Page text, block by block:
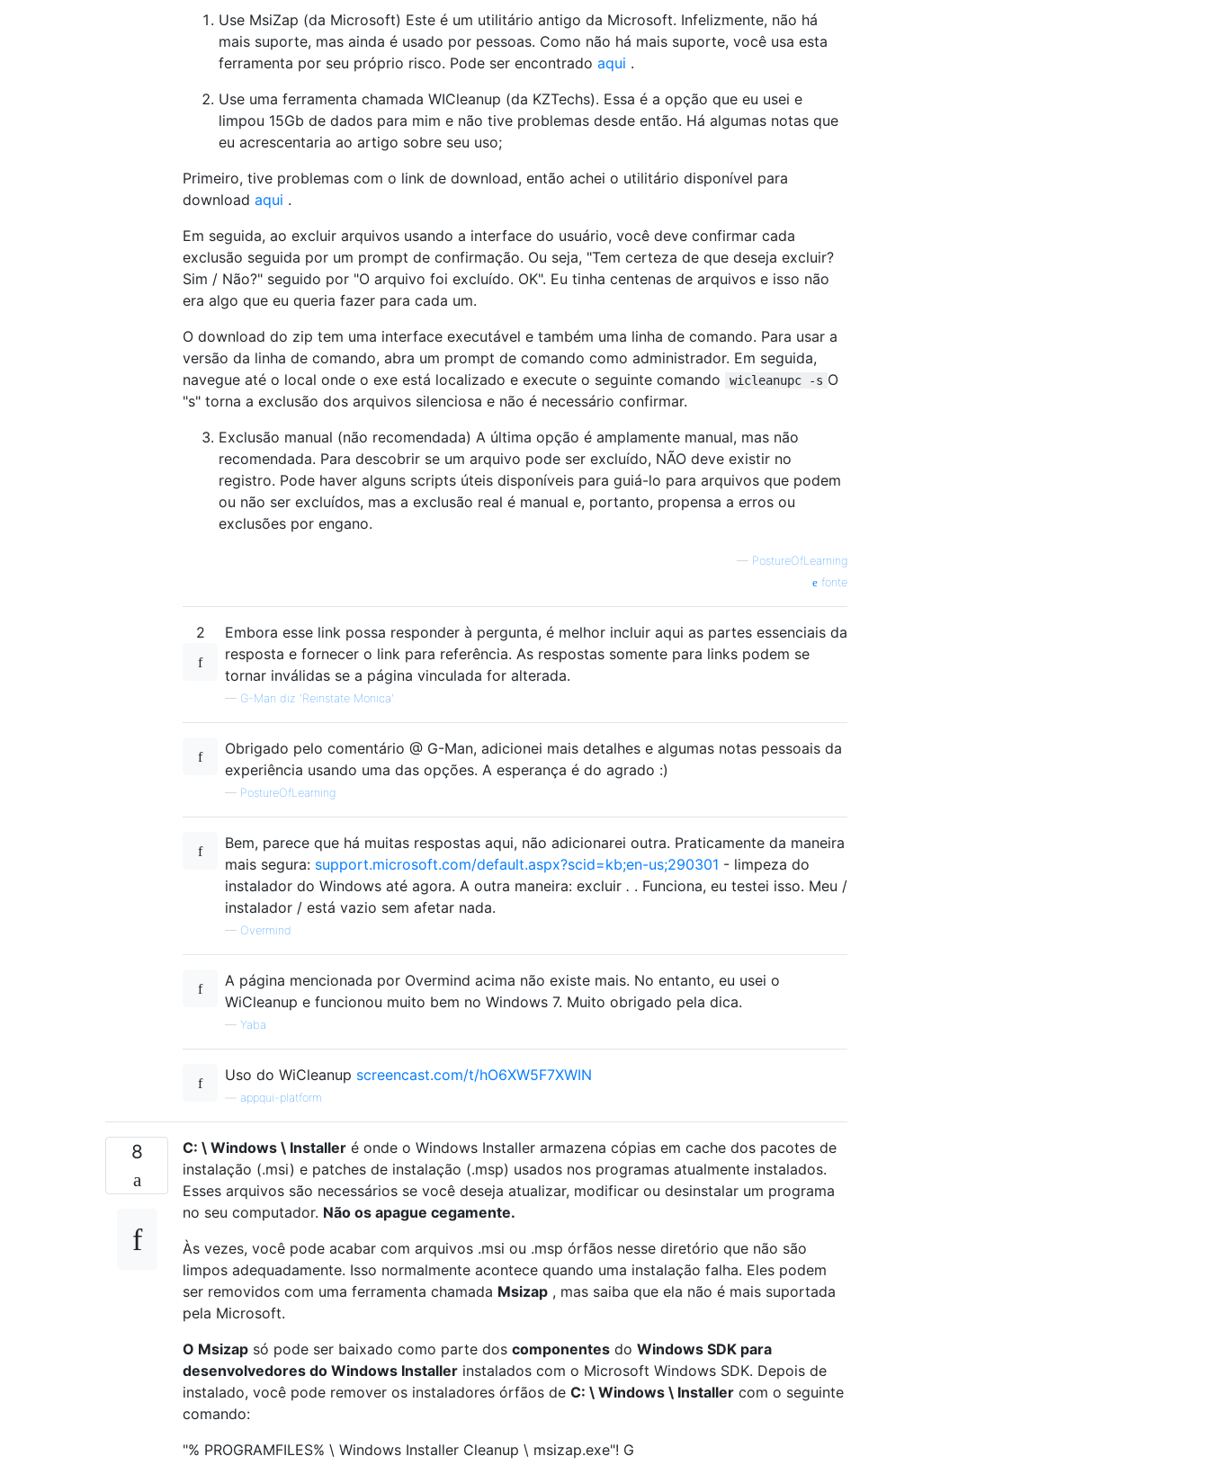
Use MsiZap (da Microsoft) Este é um utilitário antigo da Microsoft. Infelizmente, não há
mais suporte, mas ainda é usado por pessoas. Como não há mais suporte, você usa esta
ferramenta por seu próprio risco. Pode ser encontrado aqui .
Use uma ferramenta chamada WICleanup (da KZTechs). Essa é a opção que eu usei e
limpou 15Gb de dados para mim e não tive problemas desde então. Há algumas notas que
eu acrescentaria ao artigo sobre seu uso;
Primeiro, tive problemas com o link de download, então achei o utilitário disponível para
download aqui .
Em seguida, ao excluir arquivos usando a interface do usuário, você deve confirmar cada
exclusão seguida por um prompt de confirmação. Ou seja, "Tem certeza de que deseja excluir?
Sim / Não?" seguido por "O arquivo foi excluído. OK". Eu tinha centenas de arquivos e isso não
era algo que eu queria fazer para cada um.
O download do zip tem uma interface executável e também uma linha de comando. Para usar a
versão da linha de comando, abra um prompt de comando como administrador. Em seguida,
navegue até o local onde o exe está localizado e execute o seguinte comando
wicleanupc -s O
"s" torna a exclusão dos arquivos silenciosa e não é necessário confirmar.
Exclusão manual (não recomendada) A última opção é amplamente manual, mas não
recomendada. Para descobrir se um arquivo pode ser excluído, NÃO deve existir no
registro. Pode haver alguns scripts úteis disponíveis para guiá-lo para arquivos que podem
ou não ser excluídos, mas a exclusão real é manual e, portanto, propensa a erros ou
exclusões por engano.
— PostureOfLearning
fonte
2
Embora esse link possa responder à pergunta, é melhor incluir aqui as partes essenciais da
resposta e fornecer o link para referência. As respostas somente para links podem se
tornar inválidas se a página vinculada for alterada.
— G-Man diz 'Reinstate Monica'
Obrigado pelo comentário @ G-Man, adicionei mais detalhes e algumas notas pessoais da
experiência usando uma das opções. A esperança é do agrado :)
— PostureOfLearning
Bem, parece que há muitas respostas aqui, não adicionarei outra. Praticamente da maneira
mais segura: support.microsoft.com/default.aspx?scid=kb;en-us;290301 - limpeza do
instalador do Windows até agora. A outra maneira: excluir . . Funciona, eu testei isso. Meu /
instalador / está vazio sem afetar nada.
— Overmind
A página mencionada por Overmind acima não existe mais. No entanto, eu usei o
WiCleanup e funcionou muito bem no Windows 7. Muito obrigado pela dica.
— Yaba
Uso do WiCleanup screencast.com/t/hO6XW5F7XWIN
appqui-platform
8 C: \ Windows \ Installer é onde o Windows Installer armazena cópias em cache dos pacotes de
instalação (.msi) e patches de instalação (.msp) usados ​​nos programas atualmente instalados.
Esses arquivos são necessários se você deseja atualizar, modificar ou desinstalar um programa
no seu computador. Não os apague cegamente.
Às vezes, você pode acabar com arquivos .msi ou .msp órfãos nesse diretório que não são
limpos adequadamente. Isso normalmente acontece quando uma instalação falha. Eles podem
ser removidos com uma ferramenta chamada Msizap , mas saiba que ela não é mais suportada
pela Microsoft.
O Msizap só pode ser baixado como parte dos componentes do Windows SDK para
desenvolvedores do Windows Installer instalados com o Microsoft Windows SDK. Depois de
instalado, você pode remover os instaladores órfãos de C: \ Windows \ Installer com o seguinte
comando:
"% PROGRAMFILES% \ Windows Installer Cleanup \ msizap.exe"! G